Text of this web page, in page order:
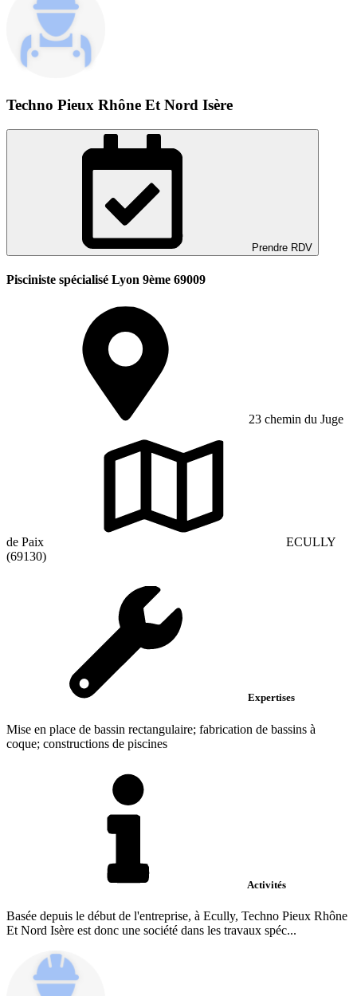
Techno Pieux Rhône Et Nord Isère
Prendre RDV
Pisciniste spécialisé Lyon 9ème 69009
23 chemin du Juge
de Paix
ECULLY
(69130)
Expertises
Mise en place de bassin rectangulaire; fabrication de bassins à
coque; constructions de piscines
Activités
Basée depuis le début de l'entreprise, à Ecully, Techno Pieux Rhône
Et Nord Isère est donc une société dans les travaux spéc...